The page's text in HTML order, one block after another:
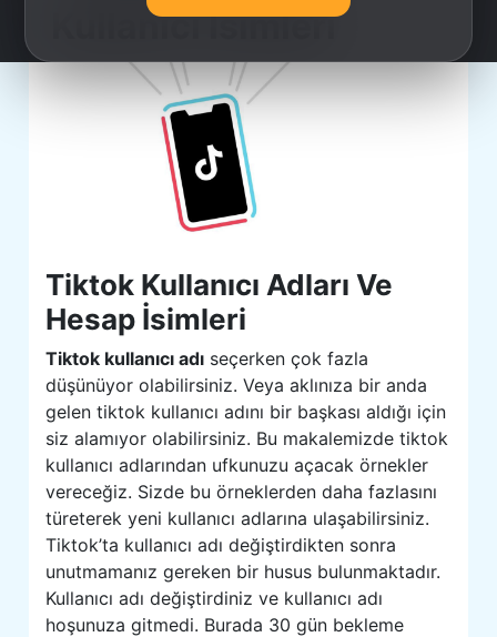
Kullanıcı İsimleri
Tiktok Kullanıcı Adları Ve
Hesap İsimleri
Tiktok kullanıcı adı seçerken çok fazla
düşünüyor olabilirsiniz. Veya aklınıza bir anda
gelen tiktok kullanıcı adını bir başkası aldığı için
siz alamıyor olabilirsiniz. Bu makalemizde tiktok
kullanıcı adlarından ufkunuzu açacak örnekler
vereceğiz. Sizde bu örneklerden daha fazlasını
türeterek yeni kullanıcı adlarına ulaşabilirsiniz.
Tiktok’ta kullanıcı adı değiştirdikten sonra
unutmamanız gereken bir husus bulunmaktadır.
Kullanıcı adı değiştirdiniz ve kullanıcı adı
hoşunuza gitmedi. Burada 30 gün bekleme